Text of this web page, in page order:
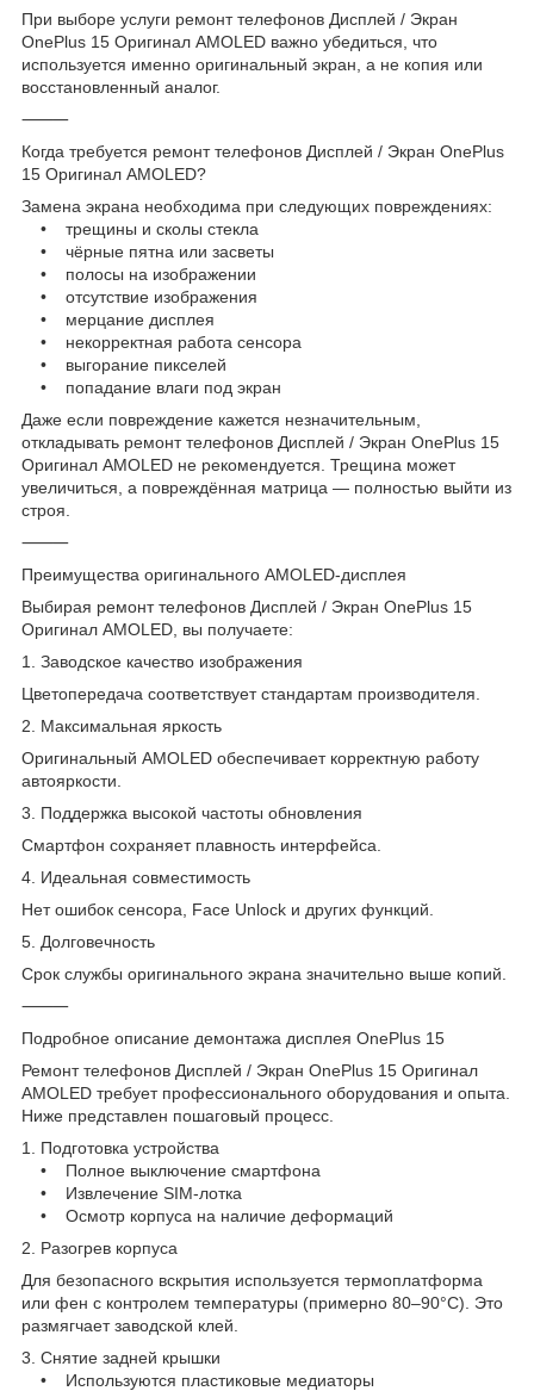
При выборе услуги ремонт телефонов Дисплей / Экран
OnePlus 15 Оригинал AMOLED важно убедиться, что
используется именно оригинальный экран, а не копия или
восстановленный аналог.
⸻
Когда требуется ремонт телефонов Дисплей / Экран OnePlus
15 Оригинал AMOLED?
Замена экрана необходима при следующих повреждениях:
• трещины и сколы стекла
• чёрные пятна или засветы
• полосы на изображении
• отсутствие изображения
• мерцание дисплея
• некорректная работа сенсора
• выгорание пикселей
• попадание влаги под экран
Даже если повреждение кажется незначительным,
откладывать ремонт телефонов Дисплей / Экран OnePlus 15
Оригинал AMOLED не рекомендуется. Трещина может
увеличиться, а повреждённая матрица — полностью выйти из
строя.
⸻
Преимущества оригинального AMOLED-дисплея
Выбирая ремонт телефонов Дисплей / Экран OnePlus 15
Оригинал AMOLED, вы получаете:
1. Заводское качество изображения
Цветопередача соответствует стандартам производителя.
2. Максимальная яркость
Оригинальный AMOLED обеспечивает корректную работу
автояркости.
3. Поддержка высокой частоты обновления
Смартфон сохраняет плавность интерфейса.
4. Идеальная совместимость
Нет ошибок сенсора, Face Unlock и других функций.
5. Долговечность
Срок службы оригинального экрана значительно выше копий.
⸻
Подробное описание демонтажа дисплея OnePlus 15
Ремонт телефонов Дисплей / Экран OnePlus 15 Оригинал
AMOLED требует профессионального оборудования и опыта.
Ниже представлен пошаговый процесс.
1. Подготовка устройства
• Полное выключение смартфона
• Извлечение SIM-лотка
• Осмотр корпуса на наличие деформаций
2. Разогрев корпуса
Для безопасного вскрытия используется термоплатформа
или фен с контролем температуры (примерно 80–90°C). Это
размягчает заводской клей.
3. Снятие задней крышки
• Используются пластиковые медиаторы